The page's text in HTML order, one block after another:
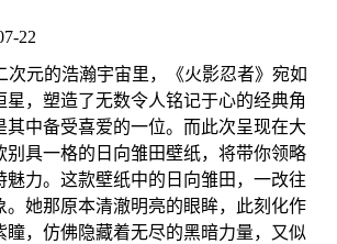
22
次元的浩瀚宇宙里，《火影忍者》宛如
星，塑造了无数令人铭记于心的经典角
其中备受喜爱的一位。而此次呈现在大
别具一格的日向雏田壁纸，将带你领略
魅力。这款壁纸中的日向雏田，一改往
。她那原本清澈明亮的眼眸，此刻化作
瞳，仿佛隐藏着无尽的黑暗力量，又似